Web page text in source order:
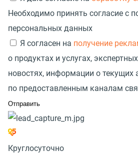
Необходимо принять согласие с
персональных данных
Я согласен на получение
о продуктах и услугах,
новостях, информации о текущих
по предоставленным каналам
Круглосуточно